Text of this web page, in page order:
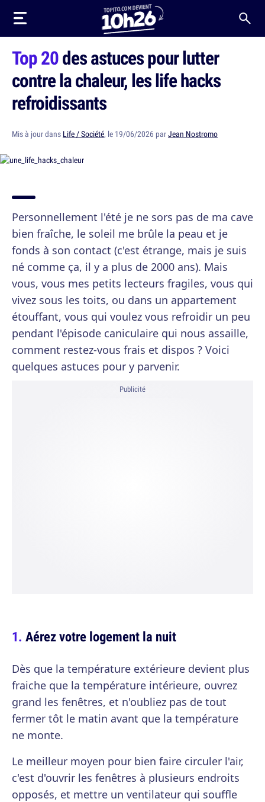
Top 20des astuces pour lutter
contre la chaleur, les life hacks
refroidissants
Mis à jour dans Life / Société, le 19/06/2026 parJean Nostromo
Personnellement l'été je ne sors pas de ma cave
bien fraîche, le soleil me brûle la peau et je
fonds à son contact (c'est étrange, mais je suis
né comme ça, il y a plus de 2000 ans). Mais
vous, vous mes petits lecteurs fragiles, vous qui
vivez sous les toits, ou dans un appartement
étouffant, vous qui voulez vous refroidir un peu
pendant l'épisode caniculaire qui nous assaille,
comment restez-vous frais et dispos ? Voici
quelques astuces pour y parvenir.
Publicité
Aérez votre logement la nuit
Dès que la température extérieure devient plus
fraiche que la température intérieure, ouvrez
grand les fenêtres, et n'oubliez pas de tout
fermer tôt le matin avant que la température
ne monte.
Le meilleur moyen pour bien faire circuler l'air,
c'est d'ouvrir les fenêtres à plusieurs endroits
opposés, et mettre un ventilateur qui souffle